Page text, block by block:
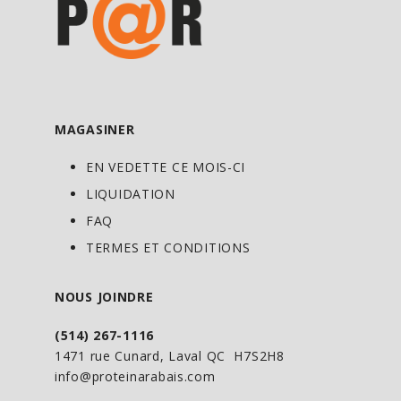
MAGASINER
EN VEDETTE CE MOIS-CI
LIQUIDATION
FAQ
TERMES ET CONDITIONS
NOUS JOINDRE
(514) 267-1116
1471 rue Cunard, Laval QC H7S2H8
info@proteinarabais.com